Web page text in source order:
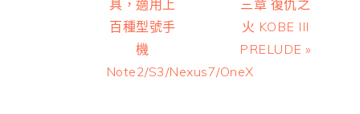
具，適用上
百種型號手
機
Note2/S3/Nexus7/OneX
三章 復仇之
火 KOBE III
PRELUDE »